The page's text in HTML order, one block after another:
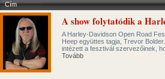
Cím
A show folytatódik a
A Harley-Davidson Open Road
Heep együttes tagja, Trevor
intézett a fesztivál szervezőinek,
Tovább